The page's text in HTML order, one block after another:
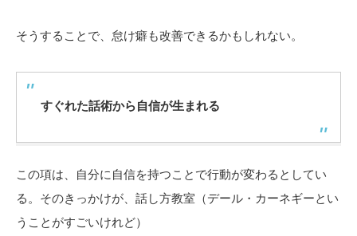
そうすることで、怠け癖も改善できるかもしれない。
すぐれた話術から自信が生まれる
この項は、自分に自信を持つことで行動が変わるとしてい
る。そのきっかけが、話し方教室（デール・カーネギーとい
うことがすごいけれど）